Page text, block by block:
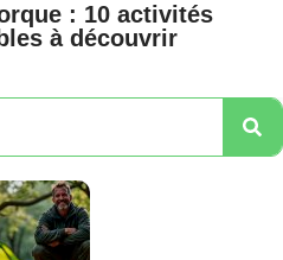
: 10 activités
à découvrir